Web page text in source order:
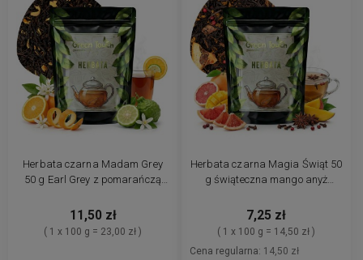
Herbata czarna Madam Grey
50 g Earl Grey z pomarańczą
11,50 zł
( 1 x 100 g = 23,00 zł )
Herbata czarna Magia Świąt 50
g świąteczna mango anyż
7,25 zł
( 1 x 100 g = 14,50 zł )
Cena regularna: 14,50 zł